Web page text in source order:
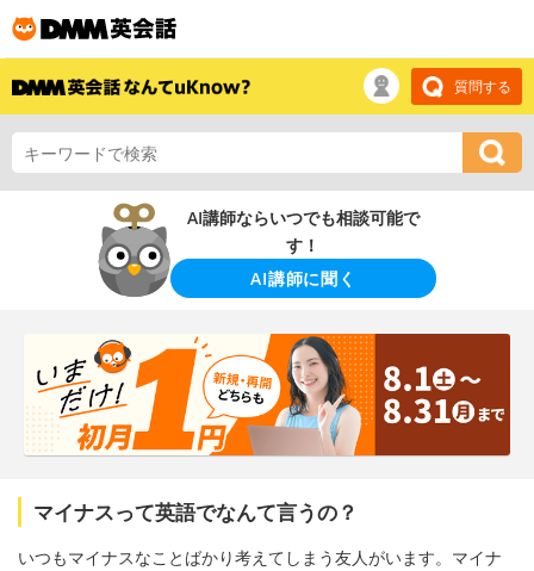
質問する
AI講師ならいつでも相談可能で
す！
AI講師に聞く
マイナスって英語でなんて言うの？
いつもマイナスなことばかり考えてしまう友人がいます。マイナ